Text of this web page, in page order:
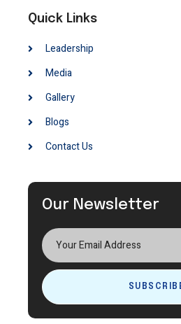
Quick Links
Leadership
Media
Gallery
Blogs
Contact Us
Our Newsletter